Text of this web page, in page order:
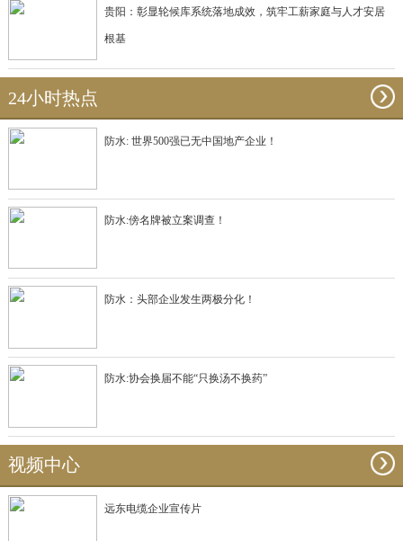
贵阳：彰显轮候库系统落地成效，筑牢工薪家庭与人才安居
根基
24小时热点
防水: 世界500强已无中国地产企业！
防水:傍名牌被立案调查！
防水：头部企业发生两极分化！
防水:协会换届不能“只换汤不换药”
视频中心
远东电缆企业宣传片